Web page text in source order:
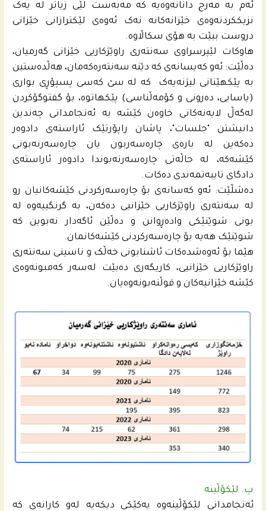
ئەم بە مەرج دانانەوەیە کە مەبەست لێی زیاتر لە یەک
نزیککردنەوەی خێزانەکانە نەک ئەوەی لێکترازانی خێزانی
دروست ببێت بە هۆی سکاڵاوە.
هاوکات لێپرسراوی سەنتەری راوێژکاریی خێزانی گه‌رمیان،
دەڵێت: ئەو کەیسانەی کە دێنە سەنتەره‌كه‌مان، هەڵدەستین
بە پێکهێنانی لیژنەیەک کە لە سێ کەسی پسپۆڕی بواری
(یاسایی، دەرونی و کۆمەڵناسی) پێکهاتوە، بۆ گفتوگۆکردن
لەگەڵ لایەنەکانی خاوەن کێشە بە ئەنجامدانی چەندین
دانیشتن "جلسات"، پاشان راپۆرتێک ئاراستەی دادوەر
دەکەین لە بارەی چارەسەربون یان چارەسەرنەبونی
کێشەكه‌، لە حاڵەتی چارەسەرنەبوندا دادوەر ئاراستەی
دادگای تایبەتمەندی دەکات.
دەشڵێت: ئەو کەسانەی بۆ چارەسەرکردنی کێشەکانیان رو
لە سەنتەری راوێژکاریی خێزانیی دەکەن، بە گرنگییەوە لە
بونی شوێنێکی وادەڕوانن و دەڵێن ئاگەدار نەبوین کە
شوێنێک هەیە بۆ چارەسەرکردنی کێشەکانمان.
هێما بۆ ئەوەشدەکات ئاشنابونی خەڵک و ناسینی سەنتەری
راوێژکاریی خێزانیی، کاریگەری دەبێت لەسەر کەمبونەوەی
کێشە خێزانیەکان و قوڵنەبونەوەیان.
پ. لێکۆڵینە
ئەنجامدانی لێکۆڵینەوە یەکێکی دیکەیە لەو کارانەی کە